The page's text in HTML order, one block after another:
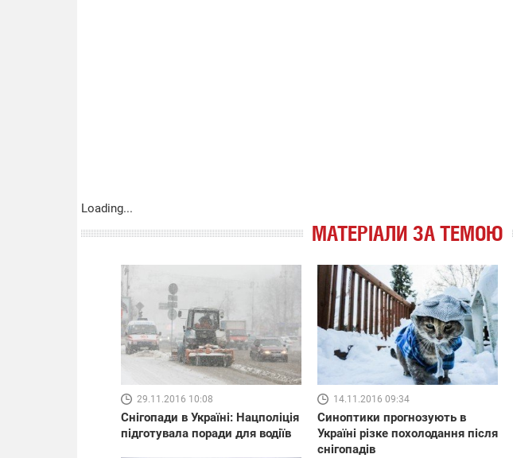
Loading...
МАТЕРІАЛИ ЗА ТЕМОЮ
29.11.2016 10:08
Снігопади в Україні: Нацполіція
підготувала поради для водіїв
14.11.2016 09:34
Синоптики прогнозують в
Україні різке похолодання після
снігопадів